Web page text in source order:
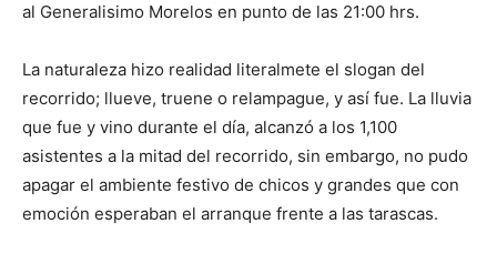
al Generalisimo Morelos en punto de las 21:00 hrs.
La naturaleza hizo realidad literalmete el slogan del
recorrido; llueve, truene o relampague, y así fue. La lluvia
que fue y vino durante el día, alcanzó a los 1,100
asistentes a la mitad del recorrido, sin embargo, no pudo
apagar el ambiente festivo de chicos y grandes que con
emoción esperaban el arranque frente a las tarascas.